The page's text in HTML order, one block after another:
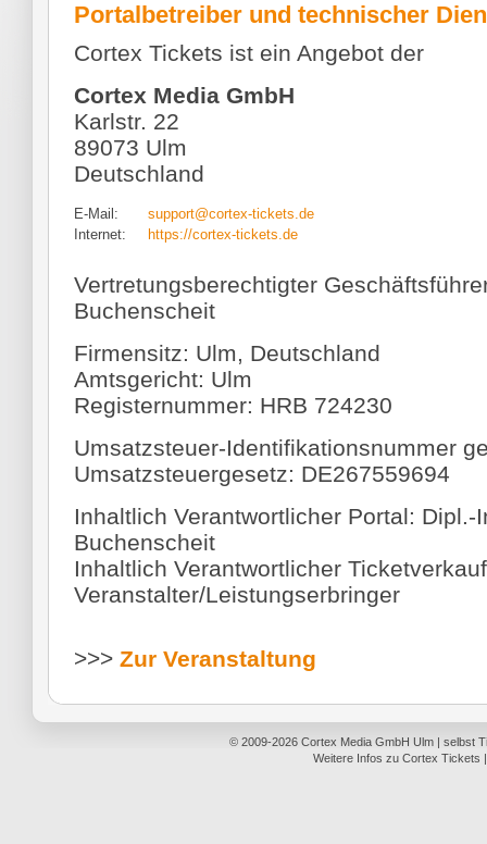
Portalbetreiber und technischer
Cortex Tickets ist ein Angebot der
Cortex Media GmbH
Karlstr. 22
89073 Ulm
Deutschland
E-Mail:
support@cortex-tickets.de
Internet:
https://cortex-tickets.de
Vertretungsberechtigter
Buchenscheit
Firmensitz: Ulm, Deutschland
Amtsgericht: Ulm
Registernummer: HRB 724230
Umsatzsteuer-Identifikationsnummer
Umsatzsteuergesetz: DE267559694
Inhaltlich Verantwortlicher Portal: Dipl.-
Buchenscheit
Inhaltlich Verantwortlicher
Veranstalter/Leistungserbringer
>>> Zur Veranstaltung
© 2009-2026 Cortex Media GmbH Ulm | selbst
Weitere Infos zu Cortex Tickets